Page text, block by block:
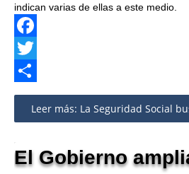
indican varias de ellas a este medio.
Facebook
Twitter
Share
Leer más: La Seguridad Social
El Gobierno